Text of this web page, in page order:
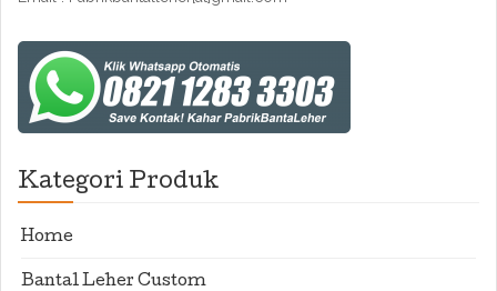
Kategori Produk
Home
Bantal Leher Custom